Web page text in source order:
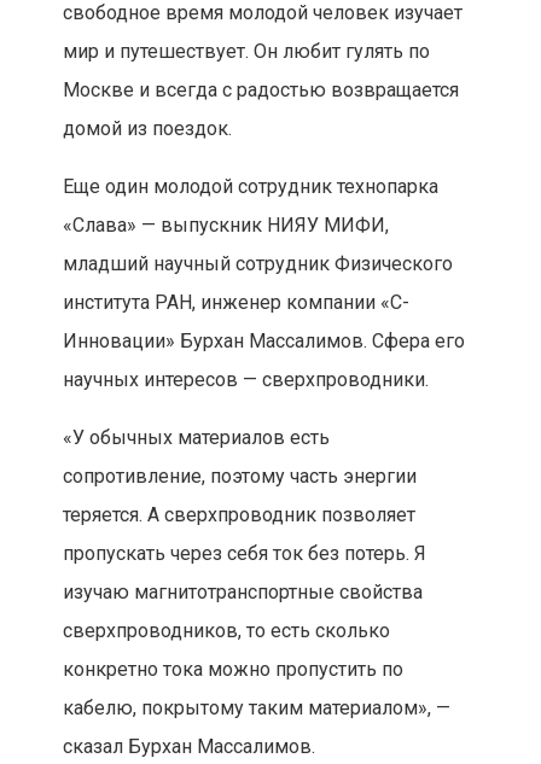
свободное время молодой человек изучает
мир и путешествует. Он любит гулять по
Москве и всегда с радостью возвращается
домой из поездок.
Еще один молодой сотрудник технопарка
«Слава» — выпускник НИЯУ МИФИ,
младший научный сотрудник Физического
института РАН, инженер компании «С-
Инновации» Бурхан Массалимов. Сфера его
научных интересов — сверхпроводники.
«У обычных материалов есть
сопротивление, поэтому часть энергии
теряется. А сверхпроводник позволяет
пропускать через себя ток без потерь. Я
изучаю магнитотранспортные свойства
сверхпроводников, то есть сколько
конкретно тока можно пропустить по
кабелю, покрытому таким материалом», —
сказал Бурхан Массалимов.